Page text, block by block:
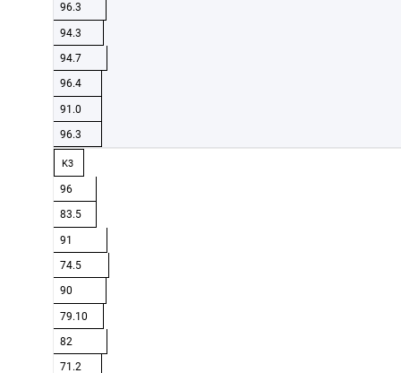
96.3
94.3
94.7
96.4
91.0
96.3
K3
96
83.5
91
74.5
90
79.10
82
71.2